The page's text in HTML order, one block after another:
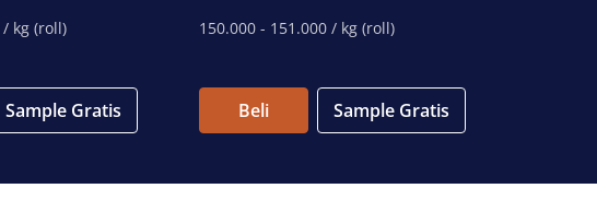
/ kg (roll)
Sample Gratis
150.000 - 151.000 / kg (roll)
Beli Sample Gratis